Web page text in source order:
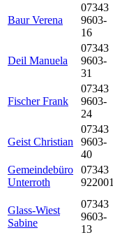
Baur Verena
07343
9603-
16
Deil Manuela
07343
9603-
31
Fischer Frank
07343
9603-
24
Geist Christian
07343
9603-
40
Gemeindebüro
Unterroth
07343
922001
Glass-Wiest
Sabine
07343
9603-
13